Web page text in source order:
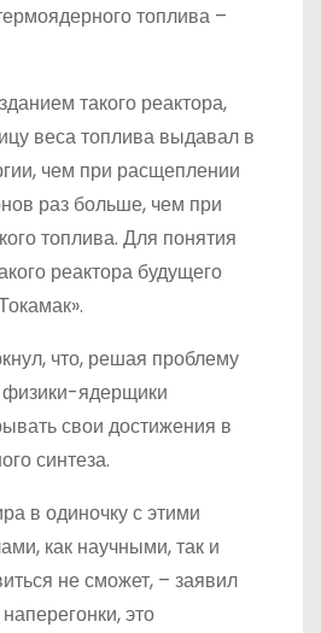
топлива –
такого реактора,
веса топлива выдавал в
чем при расщеплении
раз больше, чем при
топлива. Для понятия
реактора будущего
что, решая проблему
физики-ядерщики
свои достижения в
синтеза.
в одиночку с этими
как научными, так и
не сможет, – заявил
это